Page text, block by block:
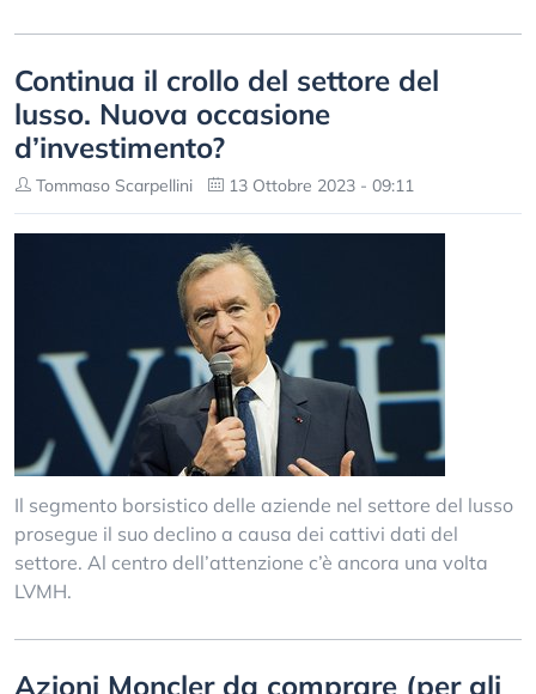
Continua il crollo del settore del
lusso. Nuova occasione
d’investimento?
Tommaso Scarpellini 13 Ottobre 2023 - 09:11
Il segmento borsistico delle aziende nel settore del lusso
prosegue il suo declino a causa dei cattivi dati del
settore. Al centro dell’attenzione c’è ancora una volta
LVMH.
Azioni Moncler da comprare (per gli